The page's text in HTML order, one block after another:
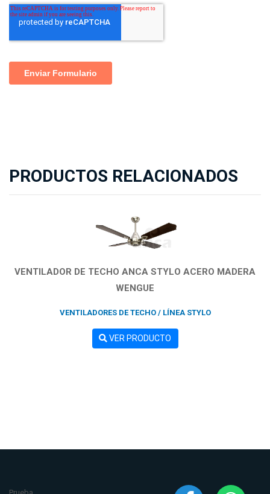
PRODUCTOS RELACIONADOS
VENTILADOR DE TECHO ANCA STYLO ACERO MADERA
WENGUE
VENTILADORES DE TECHO / LÍNEA STYLO
VER PRODUCTO